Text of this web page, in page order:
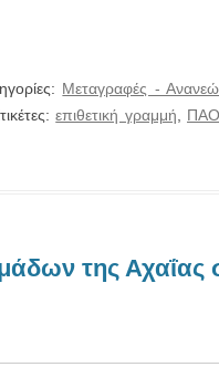
Μεταγραφές -
επιθετική γραμμή
της Αχαΐας